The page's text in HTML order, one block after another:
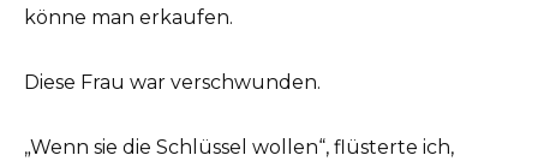
könne man erkaufen.
Diese Frau war verschwunden.
„Wenn sie die Schlüssel wollen“, flüsterte ich,